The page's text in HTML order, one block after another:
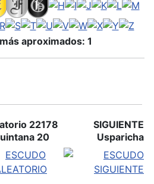
aproximados: 1
22178
20
SIGUIENTE
Usparicha